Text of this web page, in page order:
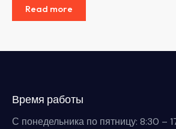
Read more
Время работы
С понедельника по пятницу: 8:30 –